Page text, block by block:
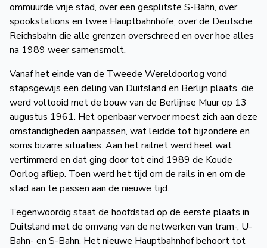
ommuurde vrije stad, over een gesplitste S-Bahn, over
spookstations en twee Hauptbahnhöfe, over de Deutsche
Reichsbahn die alle grenzen overschreed en over hoe alles
na 1989 weer samensmolt.
Vanaf het einde van de Tweede Wereldoorlog vond
stapsgewijs een deling van Duitsland en Berlijn plaats, die
werd voltooid met de bouw van de Berlijnse Muur op 13
augustus 1961. Het openbaar vervoer moest zich aan deze
omstandigheden aanpassen, wat leidde tot bijzondere en
soms bizarre situaties. Aan het railnet werd heel wat
vertimmerd en dat ging door tot eind 1989 de Koude
Oorlog afliep. Toen werd het tijd om de rails in en om de
stad aan te passen aan de nieuwe tijd.
Tegenwoordig staat de hoofdstad op de eerste plaats in
Duitsland met de omvang van de netwerken van tram-, U-
Bahn- en S-Bahn. Het nieuwe Hauptbahnhof behoort tot